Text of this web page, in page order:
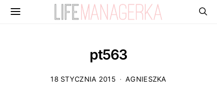
pt563
18 STYCZNIA 2015 AGNIESZKA